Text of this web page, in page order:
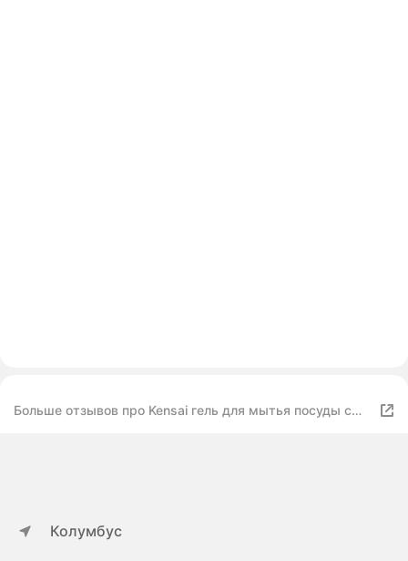
Больше отзывов про Kensai гель для мытья посуды с
Колумбус